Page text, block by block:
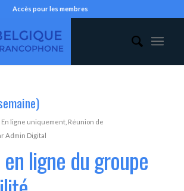
Accès pour les membres
En ligne uniquement, Réunion de
Admin Digital
ligne du groupe